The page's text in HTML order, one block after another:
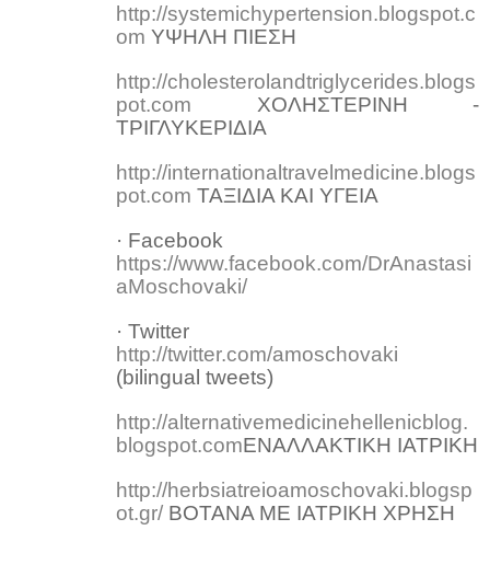
http://systemichypertension.blogspot.c
om ΥΨΗΛΗ ΠΙΕΣΗ
http://cholesterolandtriglycerides.blogs
pot.com ΧΟΛΗΣΤΕΡΙΝΗ -
ΤΡΙΓΛΥΚΕΡΙΔΙΑ
http://internationaltravelmedicine.blogs
pot.com ΤΑΞΙΔΙΑ ΚΑΙ ΥΓΕΙΑ
· Facebook
https://www.facebook.com/DrAnastasi
aMoschovaki/
· Twitter
http://twitter.com/amoschovaki
(bilingual tweets)
http://alternativemedicinehellenicblog.
blogspot.comΕΝΑΛΛΑΚΤΙΚΗ ΙΑΤΡΙΚΗ
http://herbsiatreioamoschovaki.blogsp
ot.gr/ ΒΟΤΑΝΑ ΜΕ ΙΑΤΡΙΚΗ ΧΡΗΣΗ